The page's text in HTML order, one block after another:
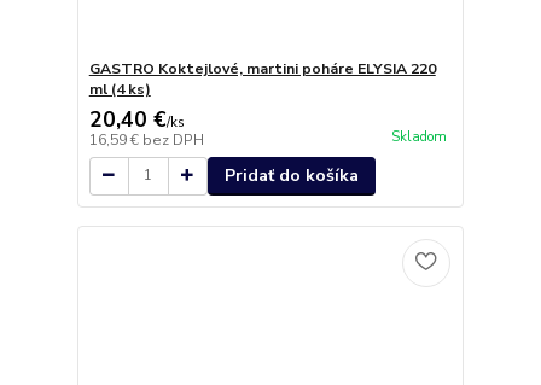
GASTRO Koktejlové, martini poháre ELYSIA 220
ml (4 ks)
20,40 €/ks
16,59 € bez DPH Skladom
Pridať do košíka